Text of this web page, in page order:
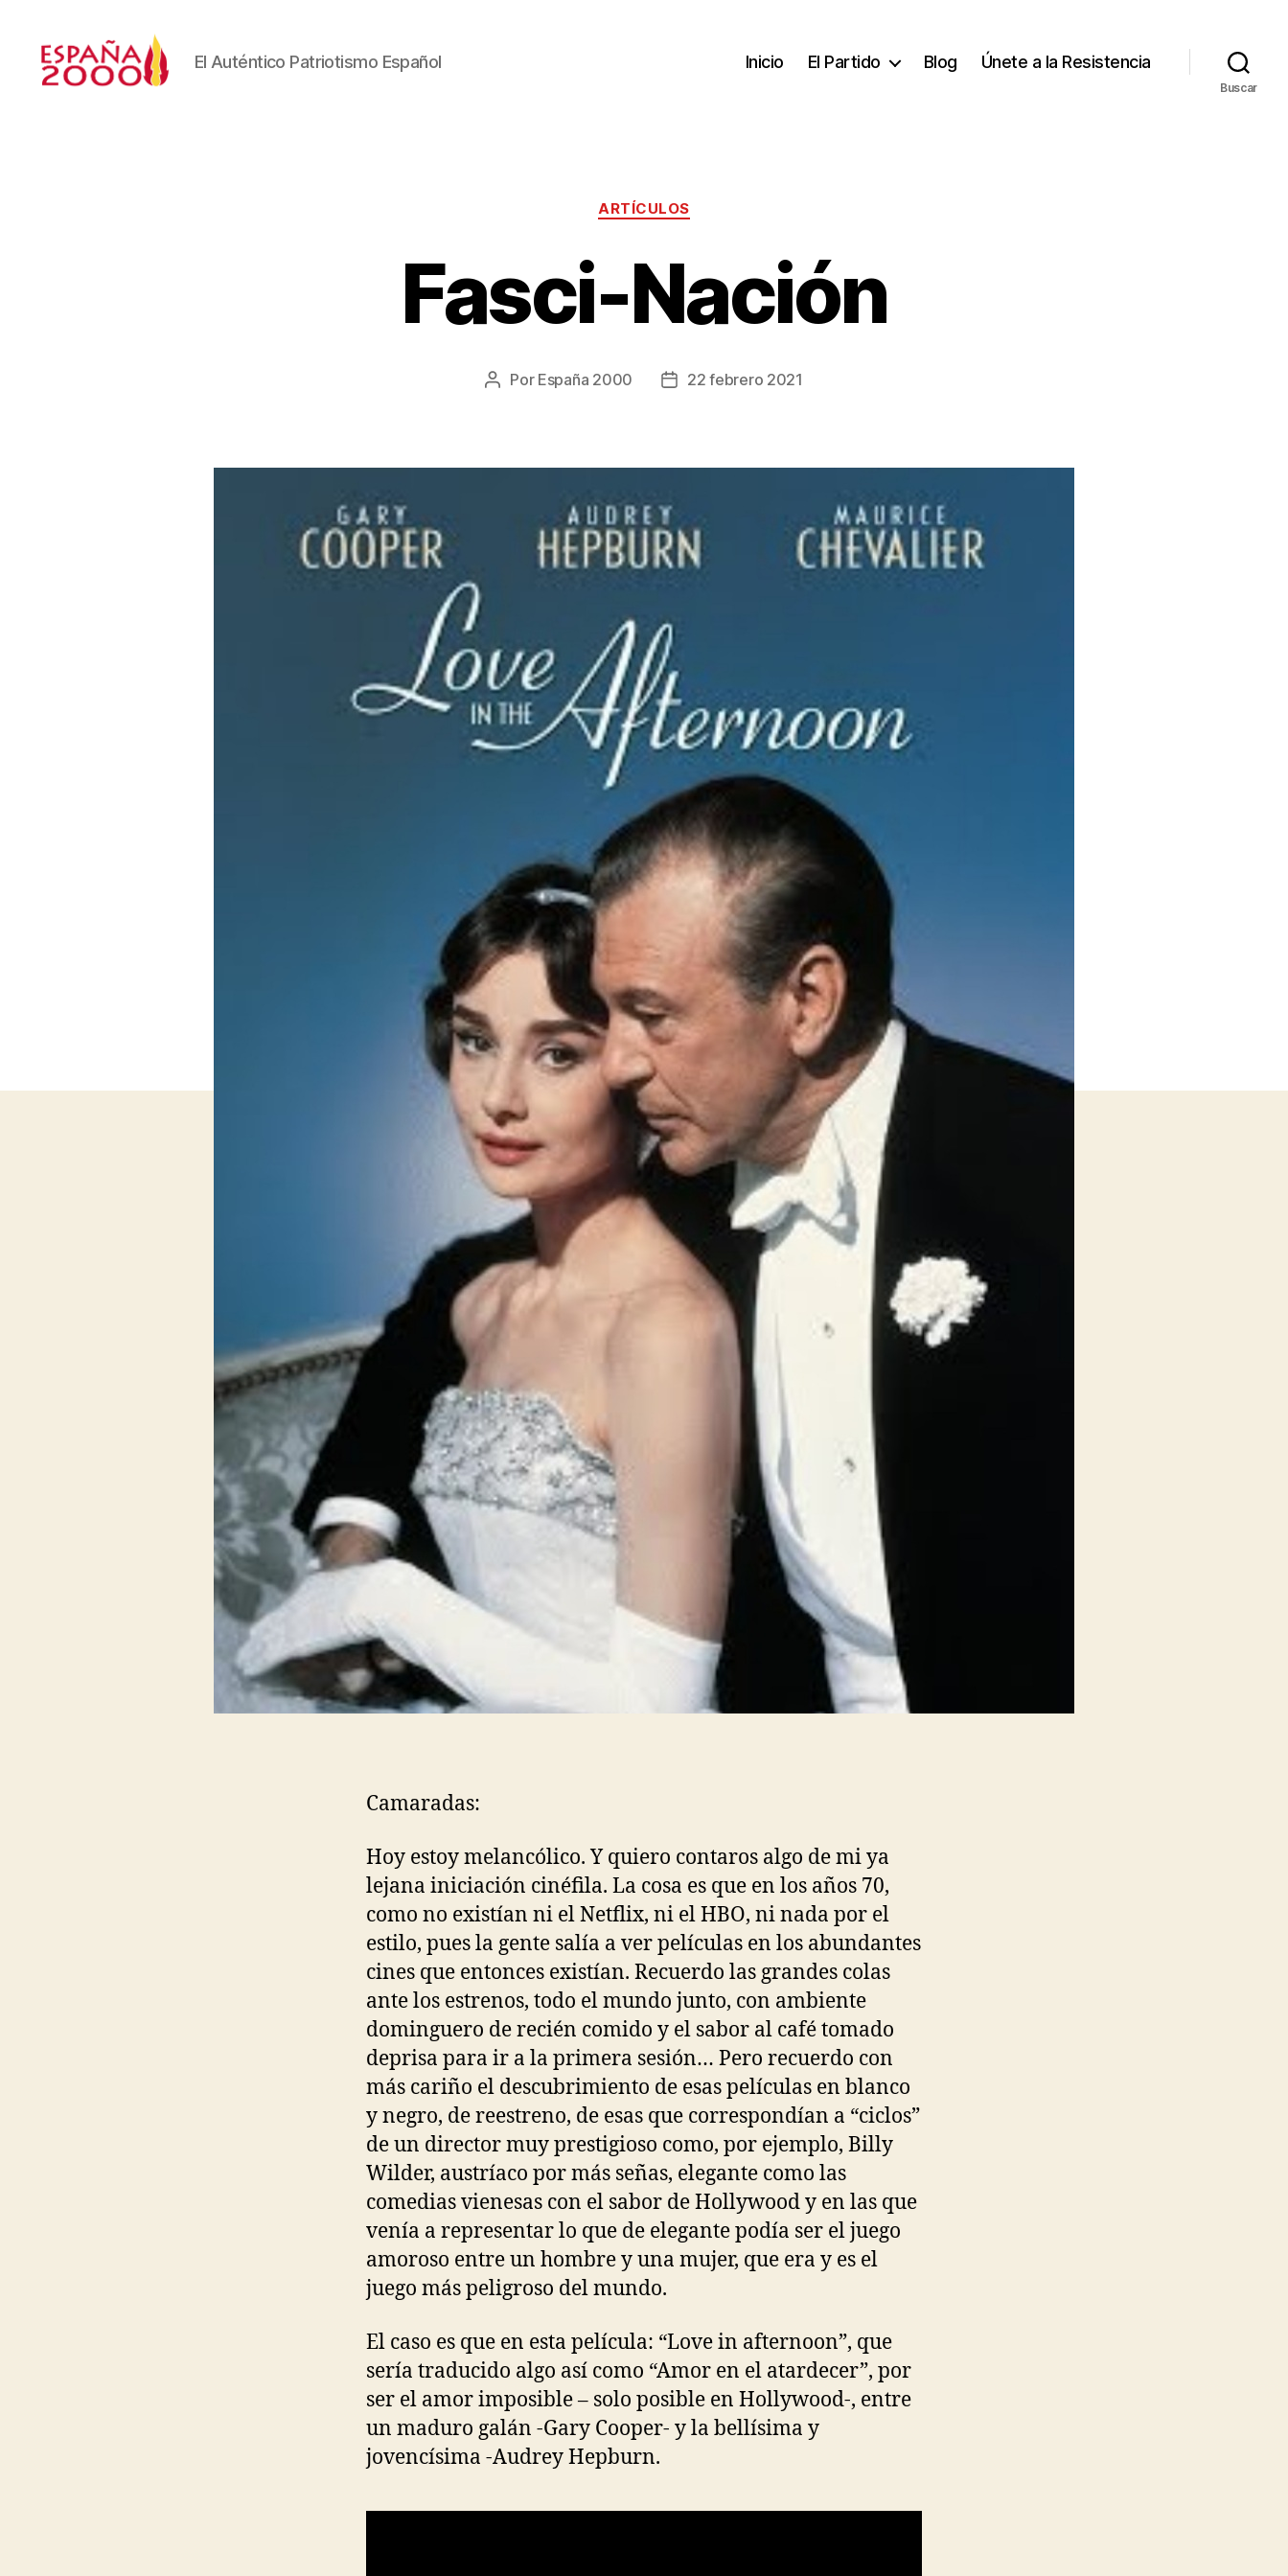
El Auténtico Patriotismo Español Inicio El Partido Blog Únete a la Resistencia
Buscar
ARTÍCULOS
Fasci-Nación
Por España 2000 22 febrero 2021
Camaradas:
Hoy estoy melancólico. Y quiero contaros algo de mi ya
lejana iniciación cinéfila. La cosa es que en los años 70,
como no existían ni el Netflix, ni el HBO, ni nada por el
estilo, pues la gente salía a ver películas en los abundantes
cines que entonces existían. Recuerdo las grandes colas
ante los estrenos, todo el mundo junto, con ambiente
dominguero de recién comido y el sabor al café tomado
deprisa para ir a la primera sesión… Pero recuerdo con
más cariño el descubrimiento de esas películas en blanco
y negro, de reestreno, de esas que correspondían a “ciclos”
de un director muy prestigioso como, por ejemplo, Billy
Wilder, austríaco por más señas, elegante como las
comedias vienesas con el sabor de Hollywood y en las que
venía a representar lo que de elegante podía ser el juego
amoroso entre un hombre y una mujer, que era y es el
juego más peligroso del mundo.
El caso es que en esta película: “Love in afternoon”, que
sería traducido algo así como “Amor en el atardecer”, por
ser el amor imposible – solo posible en Hollywood-, entre
un maduro galán -Gary Cooper- y la bellísima y
jovencísima -Audrey Hepburn.